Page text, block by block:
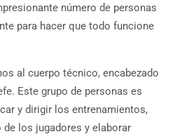
número de personas
para hacer que todo funcione
al cuerpo técnico, encabezado
Este grupo de personas es
y dirigir los entrenamientos,
los jugadores y elaborar